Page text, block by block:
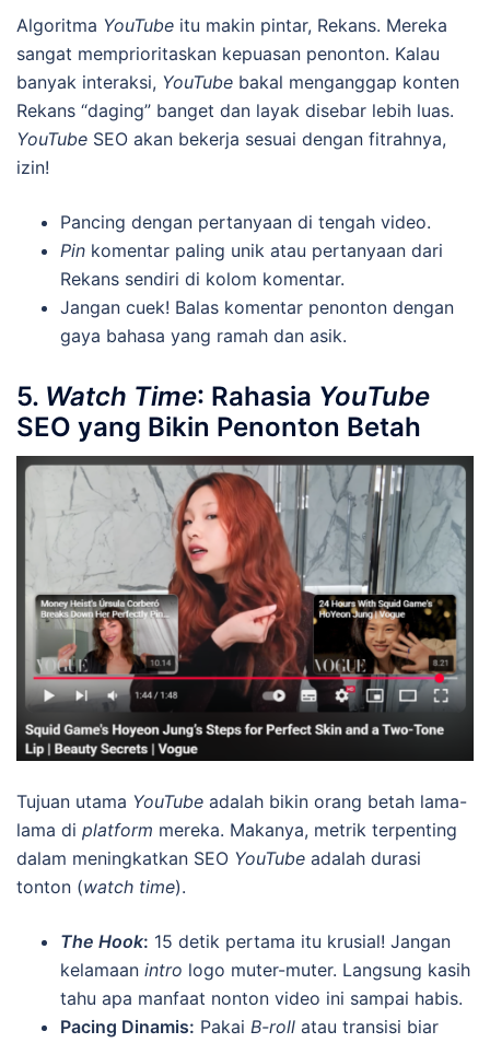
Algoritma YouTube itu makin pintar, Rekans. Mereka
sangat memprioritaskan kepuasan penonton. Kalau
banyak interaksi, YouTube bakal menganggap konten
Rekans “daging” banget dan layak disebar lebih luas.
YouTube SEO akan bekerja sesuai dengan fitrahnya,
izin!
Pancing dengan pertanyaan di tengah video.
Pin komentar paling unik atau pertanyaan dari
Rekans sendiri di kolom komentar.
Jangan cuek! Balas komentar penonton dengan
gaya bahasa yang ramah dan asik.
5. Watch Time: Rahasia YouTube
SEO yang Bikin Penonton Betah
Tujuan utama YouTube adalah bikin orang betah lama-
lama di platform mereka. Makanya, metrik terpenting
dalam meningkatkan SEO YouTube adalah durasi
tonton (watch time).
The Hook: 15 detik pertama itu krusial! Jangan
kelamaan intro logo muter-muter. Langsung kasih
tahu apa manfaat nonton video ini sampai habis.
Pacing Dinamis: Pakai B-roll atau transisi biar